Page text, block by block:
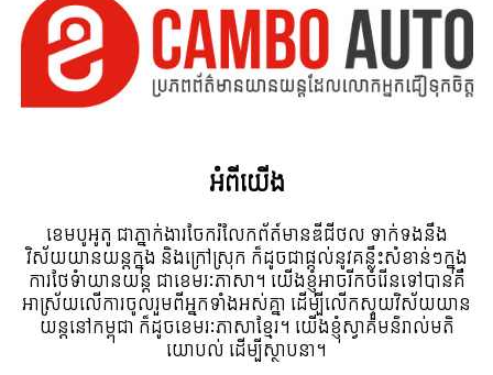
អំពី​យើង
ខេមបូអូតូ ជាភ្នាក់ងារចែករំលែកព័ត៍មានឌីជីថល ទាក់ទងនឹង
វិស័យយានយន្តក្នុង និងក្រៅស្រុក ក៏ដូចជាផ្តល់នូវគន្លឹះសំខាន់ៗក្នុង
ការថែទំាយានយន្ត ជាខេមរៈភាសា។ យើងខ្ញុំអាចរីកចំរើនទៅបានគឺ
អាស្រ័យលើការចូលរួមពីអ្នកទាំងអស់គ្នា ដើម្បីលើកស្ទួយវិស័យយាន
យន្តនៅកម្ពុជា ក៏ដូចខេមរៈភាសាខ្មែរ។ យើងខ្ញុំស្វាគមន៌រាល់មតិ
យោបល់ ដើម្បីស្ថាបនា។